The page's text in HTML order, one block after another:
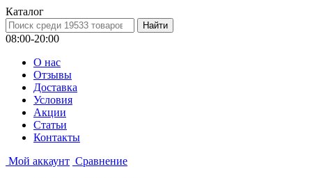
Каталог
08:00-20:00
О нас
Отзывы
Доставка
Условия
Aкции
Статьи
Контакты
Мой аккаунт Сравнение